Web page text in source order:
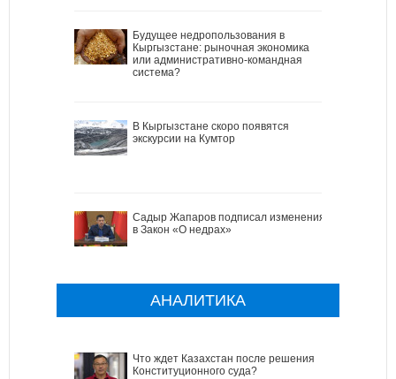
Будущее недропользования в
Кыргызстане: рыночная экономика
или административно-командная
система?
В Кыргызстане скоро появятся
экскурсии на Кумтор
Садыр Жапаров подписал изменения
в Закон «О недрах»
АНАЛИТИКА
Что ждет Казахстан после решения
Конституционного суда?